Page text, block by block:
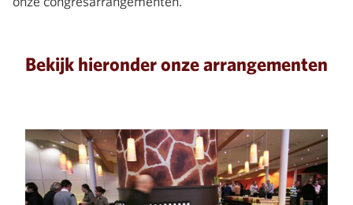
Bekijk hieronder onze arrangementen